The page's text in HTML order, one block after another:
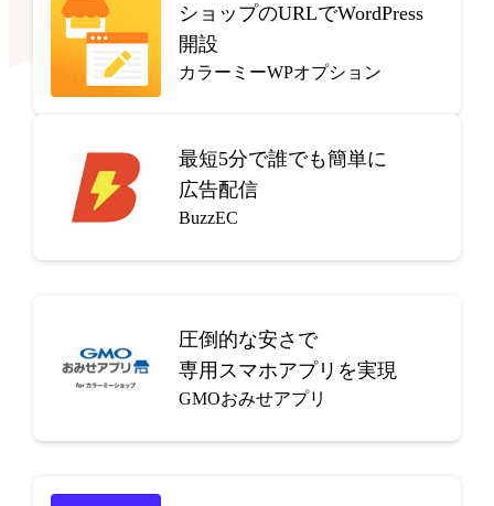
ショップのURLでWordPress
開設
カラーミーWPオプション
最短5分で誰でも簡単に
広告配信
BuzzEC
圧倒的な安さで
専用スマホアプリを実現
GMOおみせアプリ